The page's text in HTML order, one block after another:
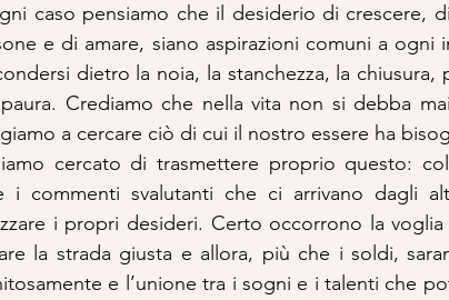
caso pensiamo che il desiderio di crescere,
e di amare, siano aspirazioni comuni a
dietro la noia, la stanchezza, la
paura. Crediamo che nella vita non si debba
a cercare ciò di cui il nostro essere ha
cercato di trasmettere proprio questo:
i commenti svalutanti che ci arrivano dagli
i propri desideri. Certo occorrono la
la strada giusta e allora, più che i soldi,
e l’unione tra i sogni e i talenti che